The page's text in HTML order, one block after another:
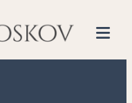
Финансов